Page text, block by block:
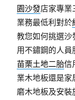
園沙發店家專業
業務最低利對於
教您如何挑選
用不鏽鋼的人
苗栗土地二胎信
業木地板還是家
磨木地板及安